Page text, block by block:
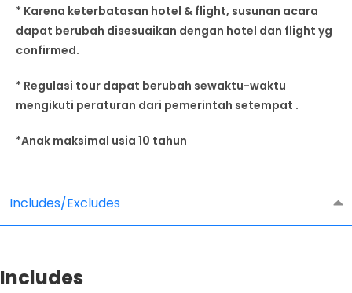
* Karena keterbatasan hotel & flight, susunan acara
dapat berubah disesuaikan dengan hotel dan flight yg
confirmed.
* Regulasi tour dapat berubah sewaktu-waktu
mengikuti peraturan dari pemerintah setempat .
*Anak maksimal usia 10 tahun
Includes/Excludes
Includes